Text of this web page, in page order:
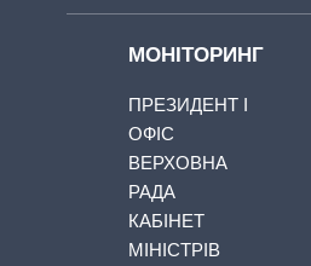
МОНІТОРИНГ
ПРЕЗИДЕНТ І
ОФІС
ВЕРХОВНА
РАДА
КАБІНЕТ
МІНІСТРІВ